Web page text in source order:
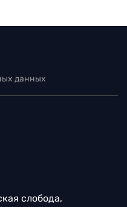
данных
слобода,